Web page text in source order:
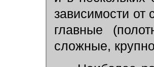
зависимости
главные
сложные,